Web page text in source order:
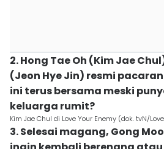
2. Hong Tae Oh (Kim Jae
(Jeon Hye Jin) resmi
ini terus bersama meski
keluarga rumit?
Kim Jae Chul di Love Your Enemy (dok. tvN/
3. Selesai magang, Gong